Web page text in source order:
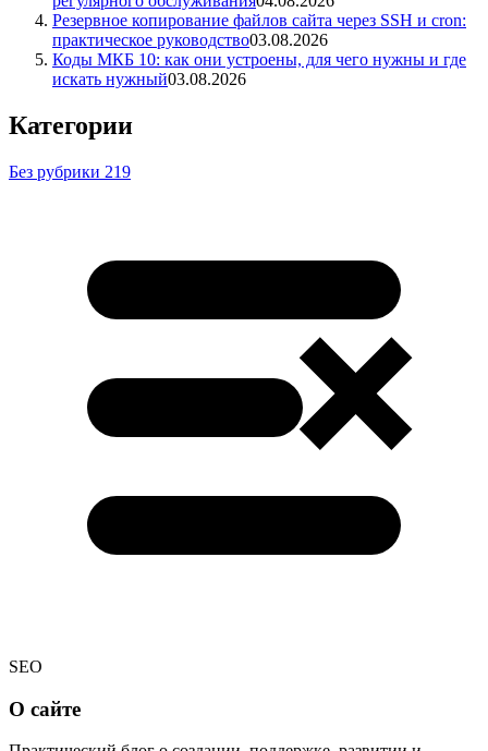
Резервное копирование файлов сайта через SSH и cron:
практическое руководство03.08.2026
Коды МКБ 10: как они устроены, для чего нужны и где
искать нужный03.08.2026
Категории
Без рубрики 219
SEO
О сайте